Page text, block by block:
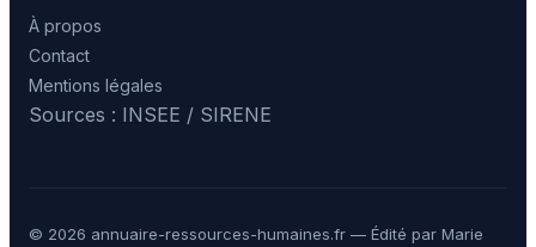
À propos
Contact
Mentions légales
Sources : INSEE / SIRENE
© 2026 annuaire-ressources-humaines.fr — Édité par Marie